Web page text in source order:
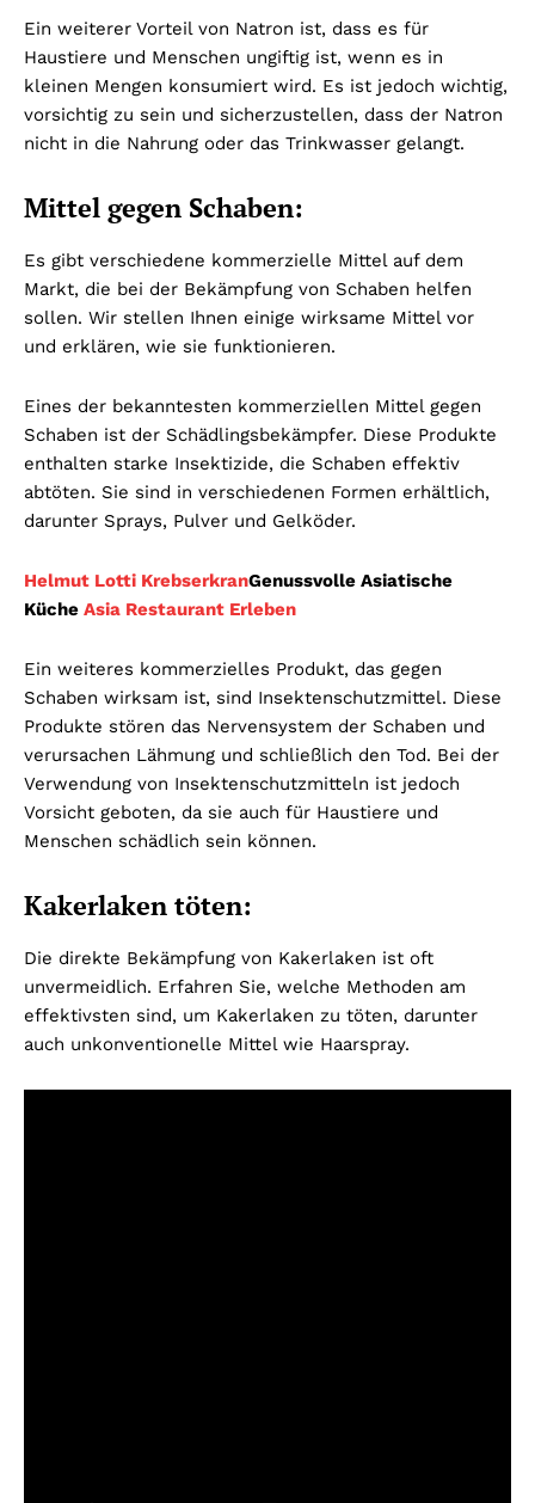
Ein weiterer Vorteil von Natron ist, dass es für
Haustiere und Menschen ungiftig ist, wenn es in
kleinen Mengen konsumiert wird. Es ist jedoch wichtig,
vorsichtig zu sein und sicherzustellen, dass der Natron
nicht in die Nahrung oder das Trinkwasser gelangt.
Mittel gegen Schaben:
Es gibt verschiedene kommerzielle Mittel auf dem
Markt, die bei der Bekämpfung von Schaben helfen
sollen. Wir stellen Ihnen einige wirksame Mittel vor
und erklären, wie sie funktionieren.
Eines der bekanntesten kommerziellen Mittel gegen
Schaben ist der Schädlingsbekämpfer. Diese Produkte
enthalten starke Insektizide, die Schaben effektiv
abtöten. Sie sind in verschiedenen Formen erhältlich,
darunter Sprays, Pulver und Gelköder.
Helmut Lotti KrebserkranGenussvolle Asiatische
Küche Asia Restaurant Erleben
Ein weiteres kommerzielles Produkt, das gegen
Schaben wirksam ist, sind Insektenschutzmittel. Diese
Produkte stören das Nervensystem der Schaben und
verursachen Lähmung und schließlich den Tod. Bei der
Verwendung von Insektenschutzmitteln ist jedoch
Vorsicht geboten, da sie auch für Haustiere und
Menschen schädlich sein können.
Kakerlaken töten:
Die direkte Bekämpfung von Kakerlaken ist oft
unvermeidlich. Erfahren Sie, welche Methoden am
effektivsten sind, um Kakerlaken zu töten, darunter
auch unkonventionelle Mittel wie Haarspray.